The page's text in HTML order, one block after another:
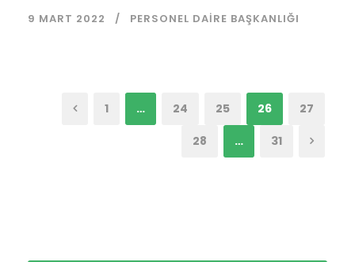
9 MART 2022 PERSONEL DAIRE BAŞKANLIĞI
1 … 24 25 26 27
28 … 31